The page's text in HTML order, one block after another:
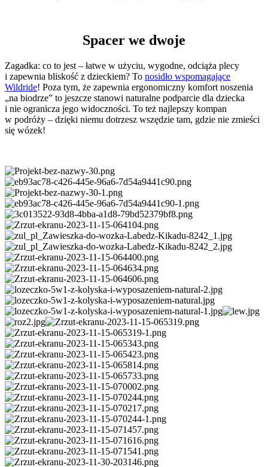
Spacer we dwoje
Zagadka: co to jest – łatwe w użyciu, wygodne, odciąża plecy
i zapewnia bliskość z dzieckiem? To nosidło wspomagające
Wildride! Poza tym, że zapewnia ergonomiczny komfort noszenia
„na biodrze” to jeszcze stanowi naturalne podparcie dla dziecka
i nie ogranicza jego widoczności. To też najlepszy kompan
w podróży – dzięki niemu dotrzesz wszędzie tam, gdzie nie zmieści
się wózek!